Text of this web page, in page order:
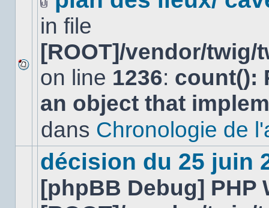
Aucun
nouveau
message
non-
dans
sujet.
Fichier(s)
joint(s)
in file
[ROOT]/vendor/
on line 1236: count():
an object that
dans Chronologie de
décision du 25 juin
[phpBB Debug] PHP